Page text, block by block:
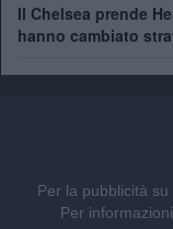
Il Chelsea prende
hanno cambiato
Per la pubblicità
Per